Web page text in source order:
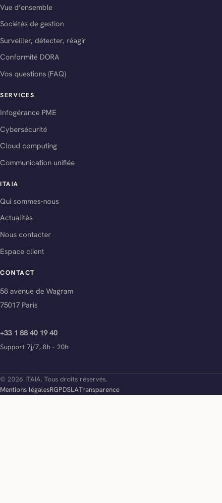
Vue d’ensemble
Sociétés de gestion
Surveiller, détecter, réagir
Conformité DORA
Vos questions (FAQ)
SERVICES
Infogérance PME
Cybersécurité
Cloud computing
Communication unifiée
ITAIA
Qui sommes-nous
Actualités
Nous contacter
Espace client
CONTACT
58 avenue de Wagram
75017 Paris
+33 1 88 40 19 40
Support 7j/7, 8h – 20h
© 2026 ITAIA. Tous droits réservés.
Mentions légalesRGPDSLATransparence